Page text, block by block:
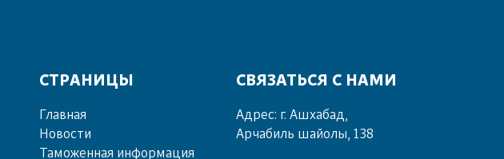
СТРАНИЦЫ
Главная
Новости
Таможенная информация
СВЯЗАТЬСЯ С НАМИ
Адрес: г. Ашхабад,
Арчабиль шайолы, 138